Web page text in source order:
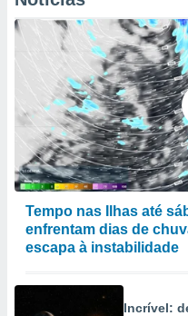
Tempo nas Ilhas até
enfrentam dias de
escapa à instabilidade
Incrível: